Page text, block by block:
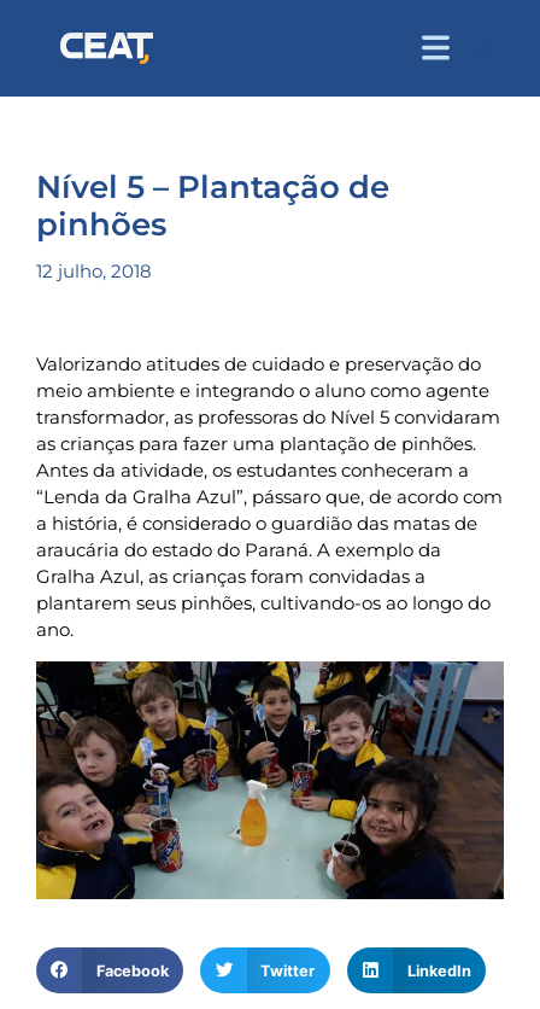
Nível 5 – Plantação de
pinhões
12 julho, 2018
Valorizando atitudes de cuidado e preservação do
meio ambiente e integrando o aluno como agente
transformador, as professoras do Nível 5 convidaram
as crianças para fazer uma plantação de pinhões.
Antes da atividade, os estudantes conheceram a
“Lenda da Gralha Azul”, pássaro que, de acordo com
a história, é considerado o guardião das matas de
araucária do estado do Paraná. A exemplo da
Gralha Azul, as crianças foram convidadas a
plantarem seus pinhões, cultivando-os ao longo do
ano.
Facebook Twitter LinkedIn